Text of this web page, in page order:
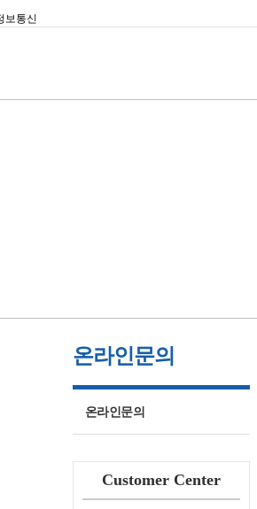
온라인문의
온라인문의
Customer Center